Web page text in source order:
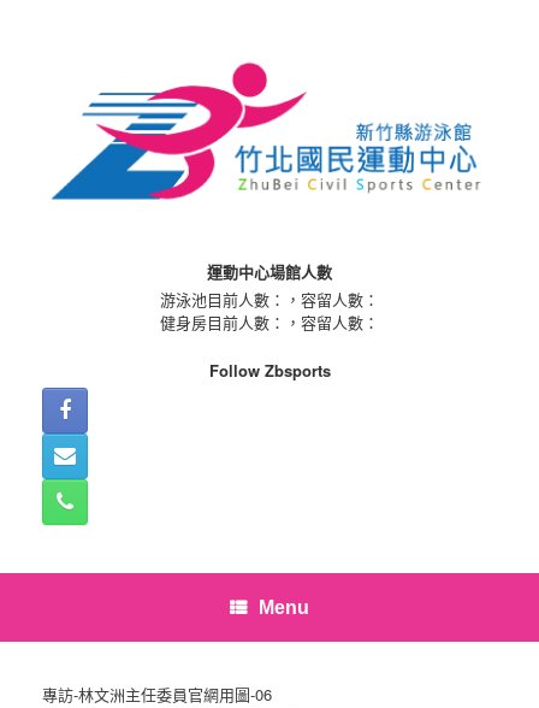
運動中心場館人數
游泳池目前人數：
，容留人數：
健身房目前人數：
，容留人數：
Follow Zbsports
Menu
專訪-林文洲主任委員官網用圖-06